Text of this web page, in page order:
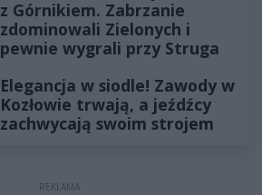
z Górnikiem. Zabrzanie
zdominowali Zielonych i
pewnie wygrali przy Struga
Elegancja w siodle! Zawody w
Kozłowie trwają, a jeźdźcy
zachwycają swoim strojem
REKLAMA